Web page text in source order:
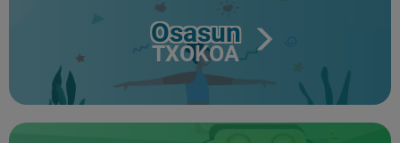
Osasun
TXOKOA